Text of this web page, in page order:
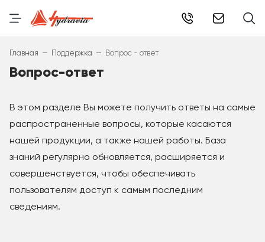
Главная – Поддержка – Вопрос - ответ
Вопрос-ответ
В этом разделе Вы можете получить ответы на самые
распространенные вопросы, которые касаются
нашей продукции, а также нашей работы. База
знаний регулярно обновляется, расширяется и
совершенствуется, чтобы обеспечивать
пользователям доступ к самым последним
сведениям.